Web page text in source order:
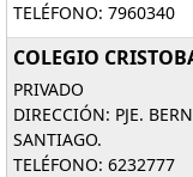
TELÉFONO: 7960340
COLEGIO
PRIVADO
DIRECCIÓN: PJE.
SANTIAGO.
TELÉFONO: 6232777